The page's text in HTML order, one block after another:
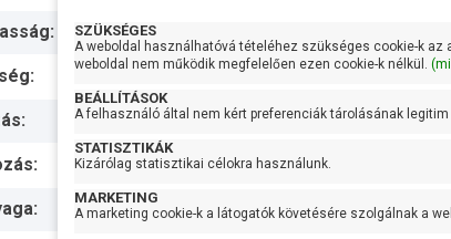
DN 40
DN 40
AISI 304 rozsdamentes
SZÜKSÉGES
A weboldal használhatóvá tételéhez szükséges cookie-k az
weboldal nem működik megfelelően ezen cookie-k nélkül.
BEÁLLÍTÁSOK
A felhasználó által nem kért preferenciák tárolásának
STATISZTIKÁK
Kizárólag statisztikai célokra használunk.
MARKETING
A marketing cookie-k a látogatók követésére szolgálnak a